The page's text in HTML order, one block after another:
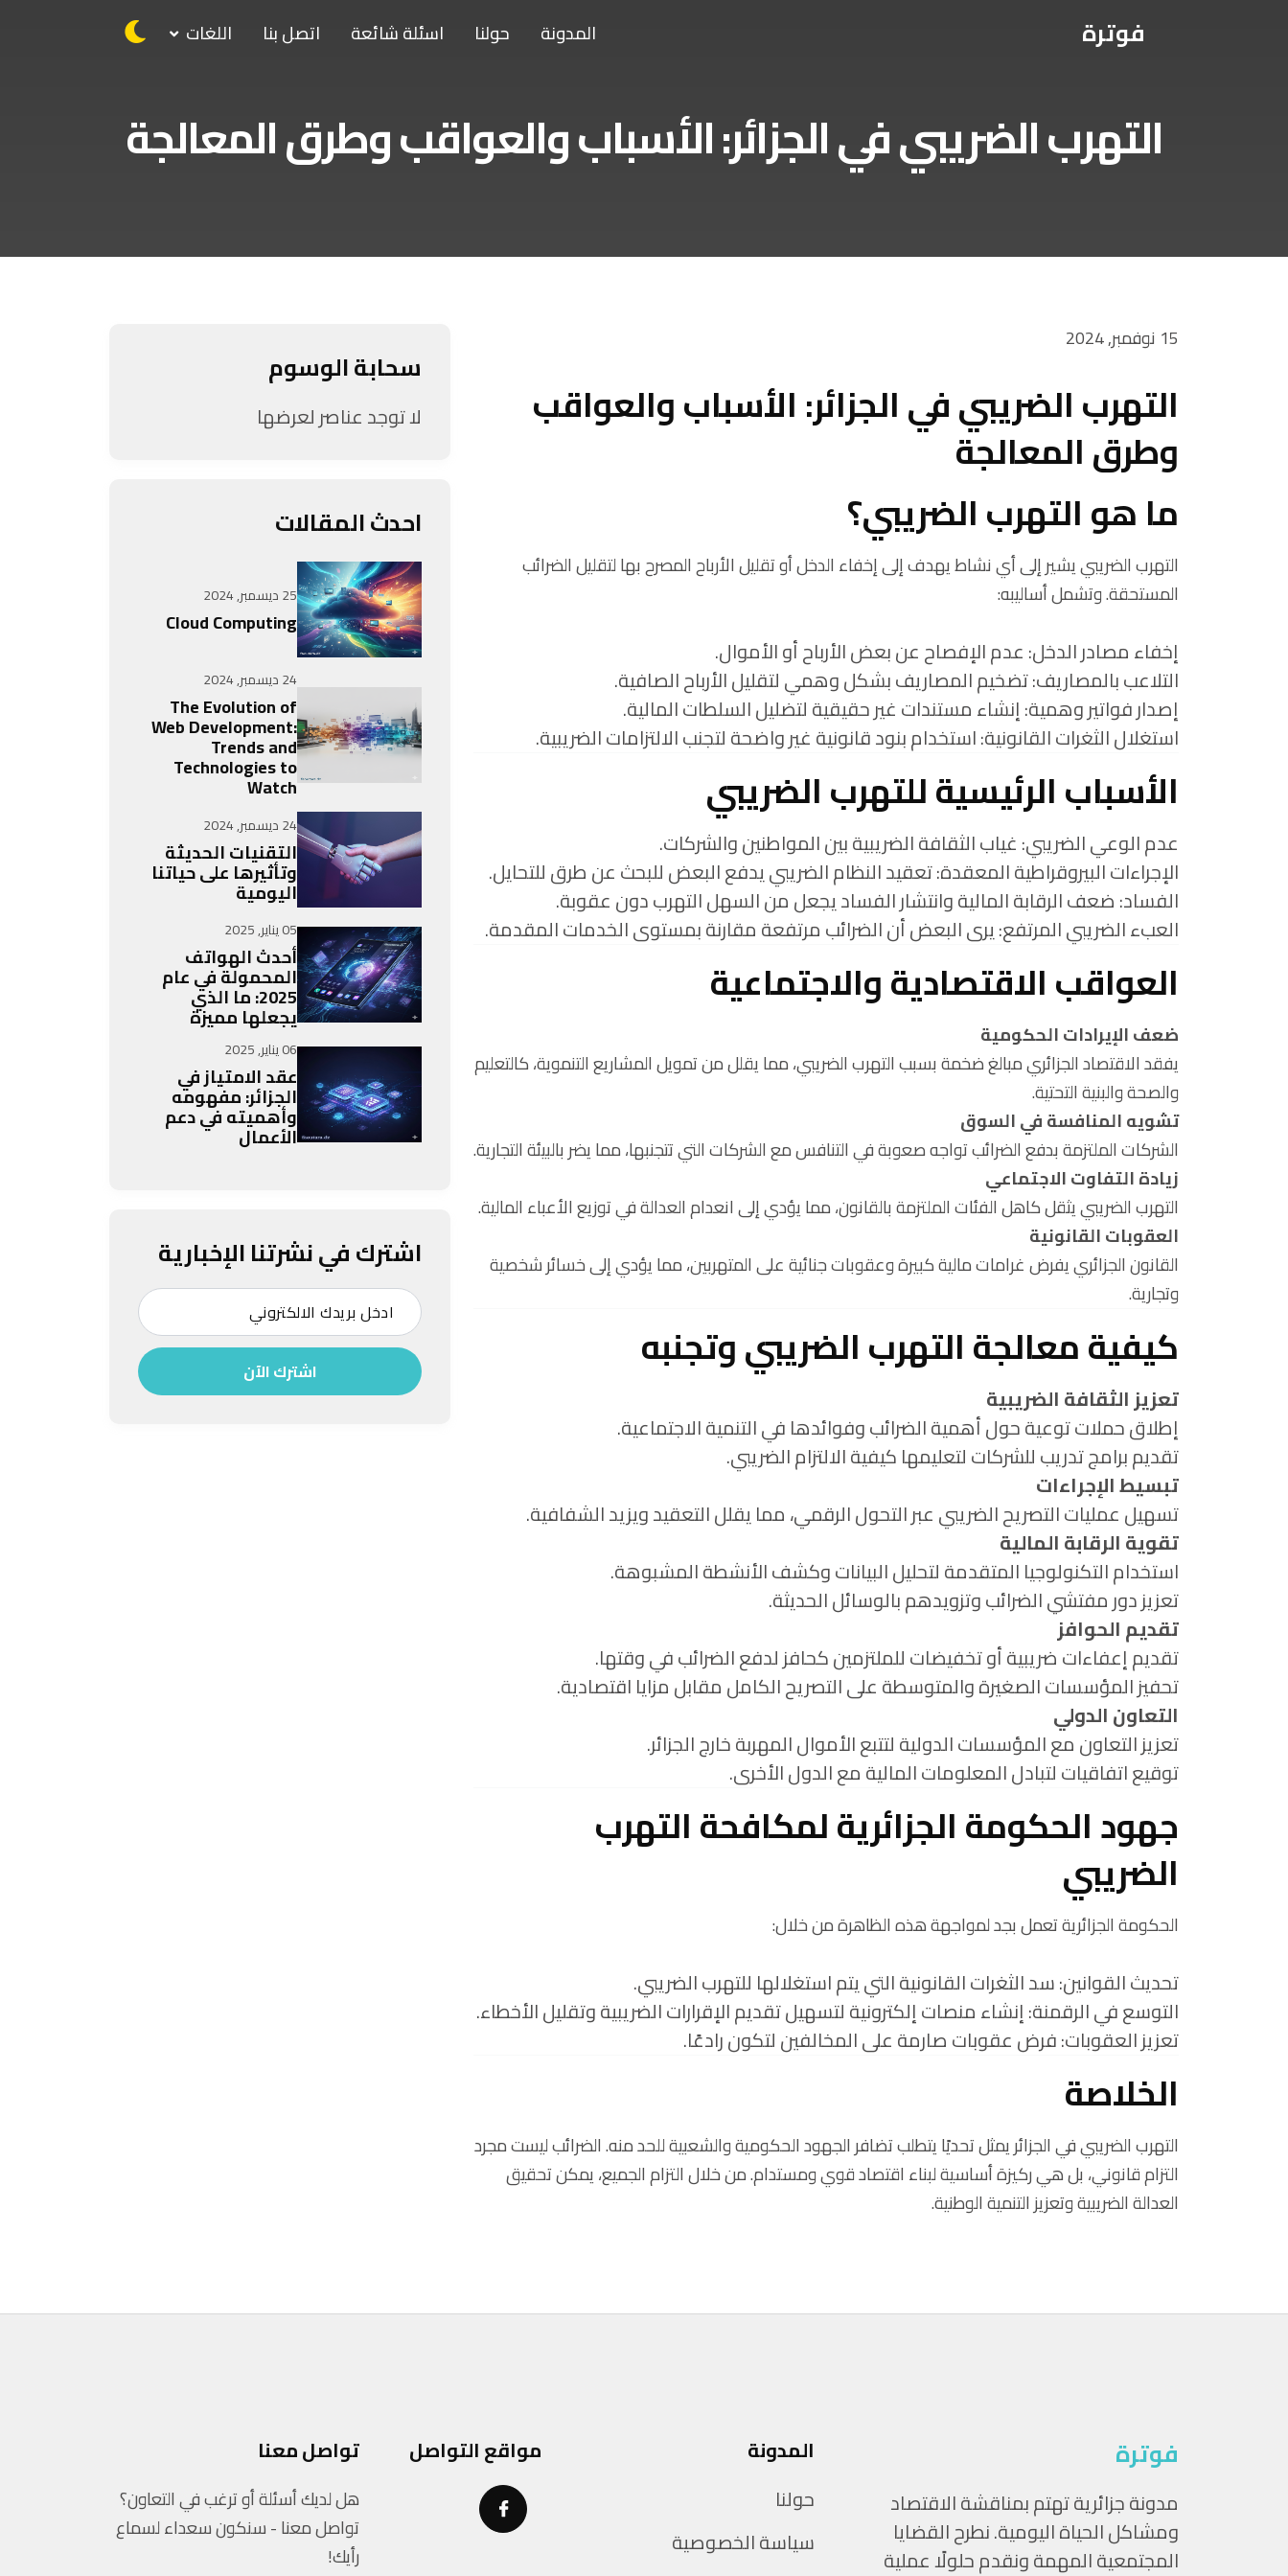
فوترة المدونة حولنا اسئلة شائعة اتصل بنا اللغات
التهرب الضريبي في الجزائر: الأسباب والعواقب وطرق المعالجة
15 نوفمبر, 2024
التهرب الضريبي في الجزائر: الأسباب والعواقب
وطرق المعالجة
ما هو التهرب الضريبي؟
التهرب الضريبي يشير إلى أي نشاط يهدف إلى إخفاء الدخل أو تقليل الأرباح المصرح بها لتقليل الضرائب
المستحقة. وتشمل أساليبه:
إخفاء مصادر الدخل: عدم الإفصاح عن بعض الأرباح أو الأموال.
التلاعب بالمصاريف: تضخيم المصاريف بشكل وهمي لتقليل الأرباح الصافية.
إصدار فواتير وهمية: إنشاء مستندات غير حقيقية لتضليل السلطات المالية.
استغلال الثغرات القانونية: استخدام بنود قانونية غير واضحة لتجنب الالتزامات الضريبية.
الأسباب الرئيسية للتهرب الضريبي
عدم الوعي الضريبي: غياب الثقافة الضريبية بين المواطنين والشركات.
الإجراءات البيروقراطية المعقدة: تعقيد النظام الضريبي يدفع البعض للبحث عن طرق للتحايل.
الفساد: ضعف الرقابة المالية وانتشار الفساد يجعل من السهل التهرب دون عقوبة.
العبء الضريبي المرتفع: يرى البعض أن الضرائب مرتفعة مقارنة بمستوى الخدمات المقدمة.
العواقب الاقتصادية والاجتماعية
ضعف الإيرادات الحكومية
يفقد الاقتصاد الجزائري مبالغ ضخمة بسبب التهرب الضريبي، مما يقلل من تمويل المشاريع التنموية، كالتعليم
والصحة والبنية التحتية.
تشويه المنافسة في السوق
الشركات الملتزمة بدفع الضرائب تواجه صعوبة في التنافس مع الشركات التي تتجنبها، مما يضر بالبيئة التجارية.
زيادة التفاوت الاجتماعي
التهرب الضريبي يثقل كاهل الفئات الملتزمة بالقانون، مما يؤدي إلى انعدام العدالة في توزيع الأعباء المالية.
العقوبات القانونية
القانون الجزائري يفرض غرامات مالية كبيرة وعقوبات جنائية على المتهربين، مما يؤدي إلى خسائر شخصية
وتجارية.
كيفية معالجة التهرب الضريبي وتجنبه
تعزيز الثقافة الضريبية
إطلاق حملات توعية حول أهمية الضرائب وفوائدها في التنمية الاجتماعية.
تقديم برامج تدريب للشركات لتعليمها كيفية الالتزام الضريبي.
تبسيط الإجراءات
تسهيل عمليات التصريح الضريبي عبر التحول الرقمي، مما يقلل التعقيد ويزيد الشفافية.
تقوية الرقابة المالية
استخدام التكنولوجيا المتقدمة لتحليل البيانات وكشف الأنشطة المشبوهة.
تعزيز دور مفتشي الضرائب وتزويدهم بالوسائل الحديثة.
تقديم الحوافز
تقديم إعفاءات ضريبية أو تخفيضات للملتزمين كحافز لدفع الضرائب في وقتها.
تحفيز المؤسسات الصغيرة والمتوسطة على التصريح الكامل مقابل مزايا اقتصادية.
التعاون الدولي
تعزيز التعاون مع المؤسسات الدولية لتتبع الأموال المهربة خارج الجزائر.
توقيع اتفاقيات لتبادل المعلومات المالية مع الدول الأخرى.
جهود الحكومة الجزائرية لمكافحة التهرب
الضريبي
الحكومة الجزائرية تعمل بجد لمواجهة هذه الظاهرة من خلال:
تحديث القوانين: سد الثغرات القانونية التي يتم استغلالها للتهرب الضريبي.
التوسع في الرقمنة: إنشاء منصات إلكترونية لتسهيل تقديم الإقرارات الضريبية وتقليل الأخطاء.
تعزيز العقوبات: فرض عقوبات صارمة على المخالفين لتكون رادعًا.
الخلاصة
التهرب الضريبي في الجزائر يمثل تحديًا يتطلب تضافر الجهود الحكومية والشعبية للحد منه. الضرائب ليست مجرد
التزام قانوني، بل هي ركيزة أساسية لبناء اقتصاد قوي ومستدام. من خلال التزام الجميع، يمكن تحقيق
العدالة الضريبية وتعزيز التنمية الوطنية.
سحابة الوسوم
لا توجد عناصر لعرضها
احدث المقالات
25 ديسمبر, 2024
Cloud Computing
24 ديسمبر, 2024
The Evolution of
Web Development:
Trends and
Technologies to
Watch
24 ديسمبر, 2024
التقنيات الحديثة
وتأثيرها على حياتنا
اليومية
05 يناير, 2025
أحدث الهواتف
المحمولة في عام
2025: ما الذي
يجعلها مميزة
06 يناير, 2025
عقد الامتياز في
الجزائر: مفهومه
وأهميته في دعم
الأعمال
اشترك في نشرتنا الإخبارية
اشترك الآن
فوترة
مدونة جزائرية تهتم بمناقشة الاقتصاد
ومشاكل الحياة اليومية. نطرح القضايا
المجتمعية المهمة ونقدم حلولًا عملية
المدونة
حولنا
سياسة الخصوصية
مواقع التواصل تواصل معنا
هل لديك أسئلة أو ترغب في التعاون؟
تواصل معنا - سنكون سعداء لسماع
رأيك!